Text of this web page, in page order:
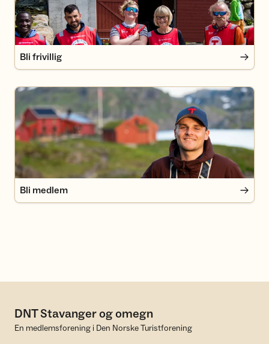
Bli frivillig
Bli medlem
Bli medlem
DNT Stavanger og omegn
En medlemsforening i Den Norske Turistforening